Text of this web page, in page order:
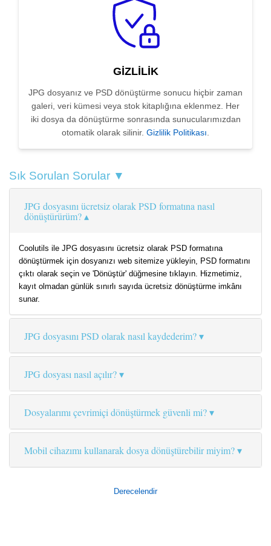
GIZLILIK
JPG dosyanız ve PSD dönüştürme sonucu hiçbir zaman
galeri, veri kümesi veya stok kitaplığına eklenmez. Her
iki dosya da dönüştürme sonrasında sunucularımızdan
otomatik olarak silinir. Gizlilik Politikası.
Sık Sorulan Sorular ▼
JPG dosyasını ücretsiz olarak PSD formatına nasıl
dönüştürürüm?
Coolutils ile JPG dosyasını ücretsiz olarak PSD formatına
dönüştürmek için dosyanızı web sitemize yükleyin, PSD formatını
çıktı olarak seçin ve 'Dönüştür' düğmesine tıklayın. Hizmetimiz,
kayıt olmadan günlük sınırlı sayıda ücretsiz dönüştürme imkânı
sunar.
JPG dosyasını PSD olarak nasıl kaydederim?
JPG dosyası nasıl açılır?
Dosyalarımı çevrimiçi dönüştürmek güvenli mi?
Mobil cihazımı kullanarak dosya dönüştürebilir miyim?
Derecelendir